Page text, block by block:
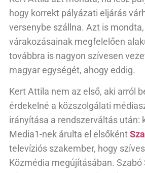
hogy korrekt pályázati eljárás
versenybe szállna. Azt is
várakozásainak megfelelően
továbbra is nagyon szívesen
magyar egységét, ahogy eddig.
Kert Attila nem az első, aki arról
érdekelné a közszolgálati
irányítása a rendszerváltás után:
Media1-nek árulta el elsőként
televíziós szakember, hogy
Közmédia megújításában. Szabó